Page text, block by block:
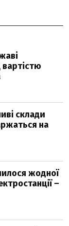
склади
на
жодної
–